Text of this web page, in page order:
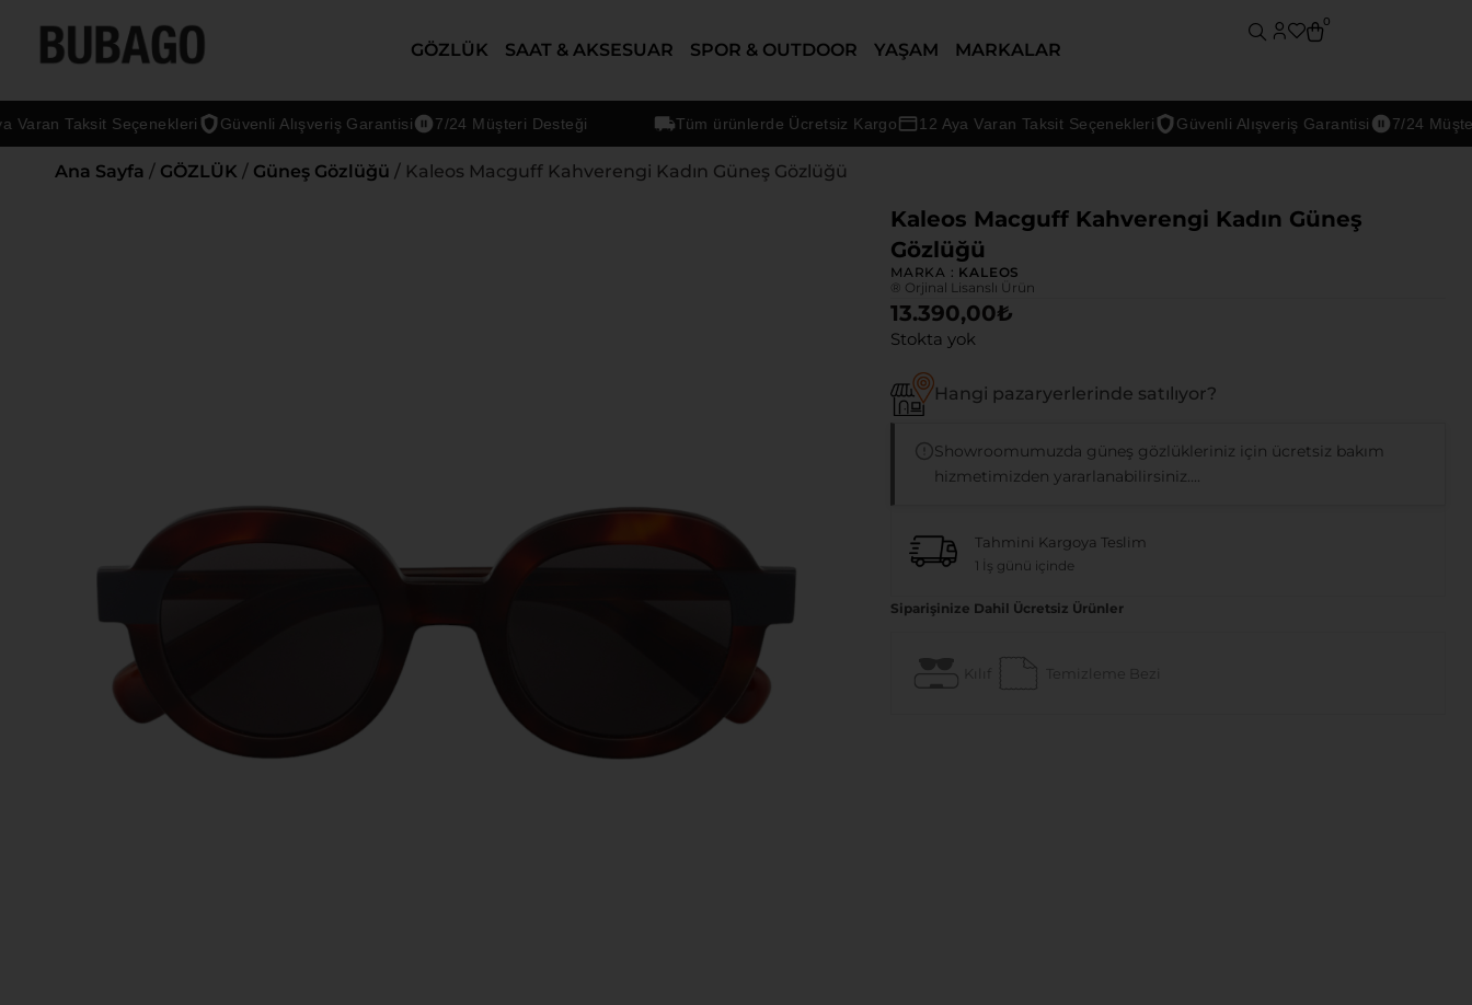
GÖZLÜK SAAT & AKSESUAR SPOR & OUTDOOR YAŞAM MARKALAR
0
Taksit Seçenekleri Güvenli Alışveriş Garantisi 7/24 Müşteri Desteği Tüm ürünlerde Ücretsiz Kargo 12 Aya Varan Taksit Seçenekleri Güvenli Alışveriş Garantisi 7/24 Müşteri
Ana Sayfa / GÖZLÜK / Güneş Gözlüğü / Kaleos Macguff Kahverengi Kadın Güneş Gözlüğü
Kaleos Macguff Kahverengi Kadın Güneş
Gözlüğü
MARKA : KALEOS
® Orjinal Lisanslı Ürün
13.390,00₺
Stokta yok
Hangi pazaryerlerinde satılıyor?
Showroomumuzda güneş gözlükleriniz için ücretsiz bakım
hizmetimizden yararlanabilirsiniz....
Tahmini Kargoya Teslim
1 İş günü içinde
Siparişinize Dahil Ücretsiz Ürünler
Kılıf Temizleme Bezi